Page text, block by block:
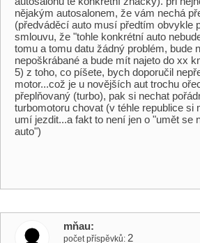
nějakým autosalonem, že vám nechá
(předváděcí auto musí předtím obvykle
smlouvu, že "tohle konkrétní auto
tomu a tomu datu žádný problém, bude
nepoškrábané a bude mít najeto do xx
5) z toho, co píšete, bych doporučil
motor...což je u novějších aut trochu
přeplňovaný (turbo), pak si nechat
turbomotoru chovat (v téhle republice si
umí jezdit...a fakt to není jen o "umět se
auto")
mňau
počet příspěvků 2